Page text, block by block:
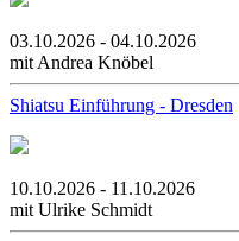
03.10.2026 - 04.10.2026
mit Andrea Knöbel
Shiatsu Einführung - Dresden
10.10.2026 - 11.10.2026
mit Ulrike Schmidt